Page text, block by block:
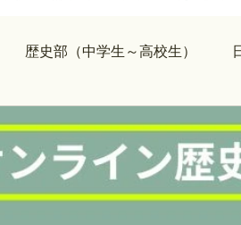
歴史部（中学生～高校生）
べらぼう 光る君へ 鎌
青木裕司と中島浩二の世界史ch